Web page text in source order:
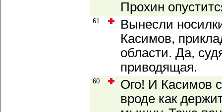
Прохин
61
Вынесли
Касимов,
области. Да,
приводящая.
60
Ого! И Касимов
вроде как